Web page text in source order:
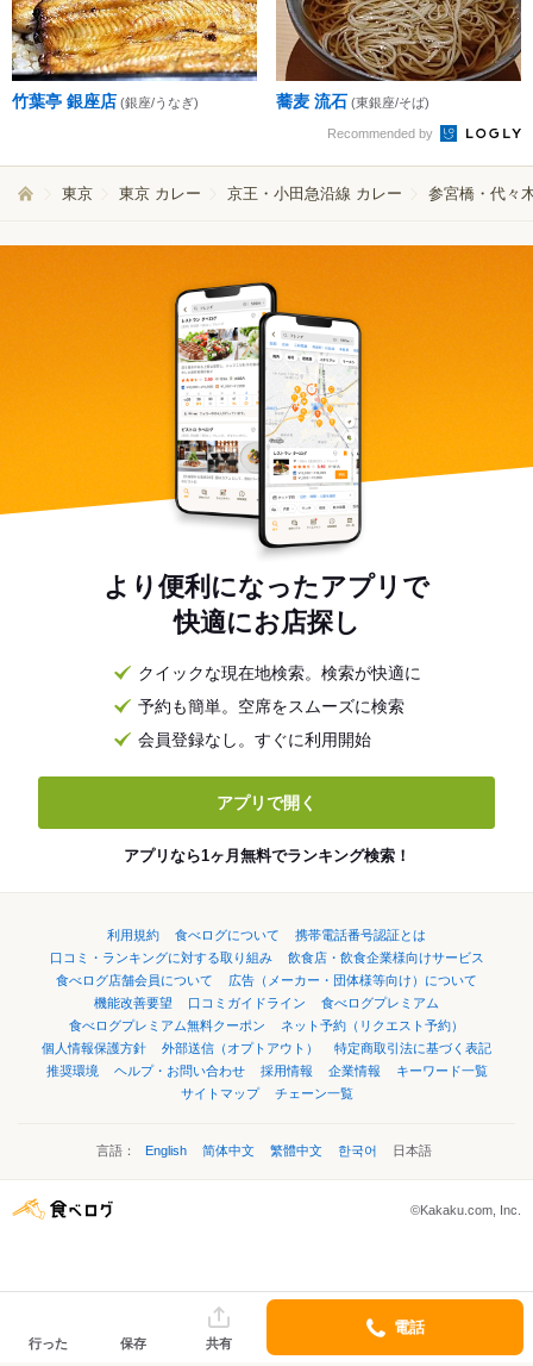
竹葉亭 銀座店 (銀座/うなぎ) 蕎麦 流石 (東銀座/そば)
Recommended by
東京 東京 カレー 京王・小田急沿線 カレー 参宮橋・代々
より便利になったアプリで
快適にお店探し
クイックな現在地検索。検索が快適に
予約も簡単。空席をスムーズに検索
会員登録なし。すぐに利用開始
アプリで開く
アプリなら1ヶ月無料でランキング検索！
利用規約 食べログについて
携帯電話番号認証とは
口コミ・ランキングに対する取り組み
飲食店・飲食企業様向けサービス
食べログ店舗会員について
広告（メーカー・団体様等向け）について
機能改善要望
口コミガイドライン
食べログプレミアム
食べログプレミアム無料クーポン
ネット予約（リクエスト予約）
個人情報保護方針
外部送信（オプトアウト）
特定商取引法に基づく表記
推奨環境
ヘルプ・お問い合わせ 採用情報 企業情報
キーワード一覧
サイトマップ
チェーン一覧
言語： English 简体中文 繁體中文 한국어 日本語
©Kakaku.com, Inc.
行った 保存 共有
電話